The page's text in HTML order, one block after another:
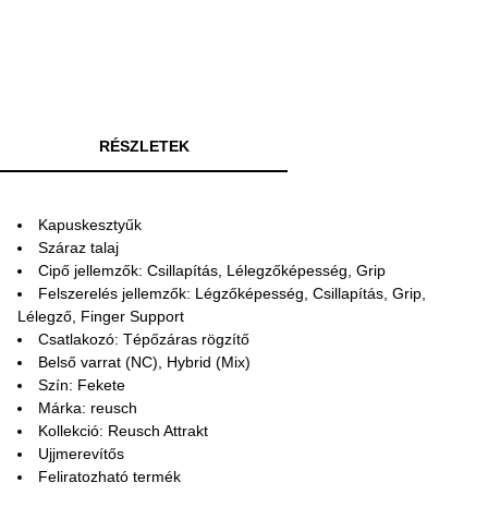
RÉSZLETEK
Kapuskesztyűk
Száraz talaj
Cipő jellemzők: Csillapítás, Lélegzőképesség, Grip
Felszerelés jellemzők: Légzőképesség, Csillapítás, Grip,
Lélegző, Finger Support
Csatlakozó: Tépőzáras rögzítő
Belső varrat (NC), Hybrid (Mix)
Szín: Fekete
Márka: reusch
Kollekció: Reusch Attrakt
Ujjmerevítős
Feliratozható termék